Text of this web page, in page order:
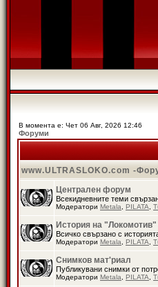
В момента е: Чет 06 Авг, 2026 12:46
Форуми
www.ULTRASLOKO.com -
Централен форум
Всекидневните теми
Модератори Metala PILATA
История на
Всичко свързано с
Модератори Metala PILATA
Снимков мат'риал
Публикувани снимки от
Модератори Metala PILATA